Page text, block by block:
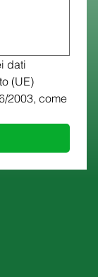
dati
(UE)
2003, come